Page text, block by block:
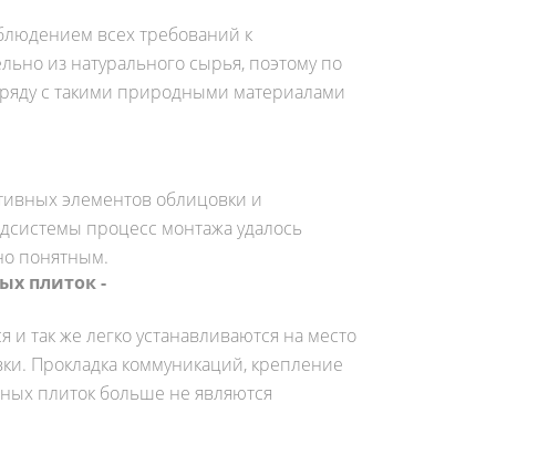
всех требований к
из натурального сырья, поэтому по
с такими природными материалами
элементов облицовки и
процесс монтажа удалось
понятным.
плиток -
так же легко устанавливаются на место
Прокладка коммуникаций, крепление
плиток больше не являются